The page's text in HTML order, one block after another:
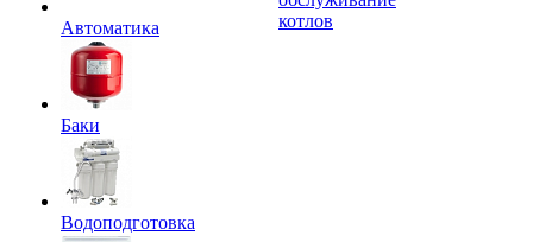
Автоматика
Баки
Водоподготовка
котлов